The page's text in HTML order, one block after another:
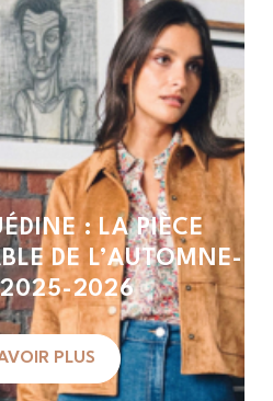
: LA PIÈCE
DE L’AUTOMNE-
2025-2026
PLUS